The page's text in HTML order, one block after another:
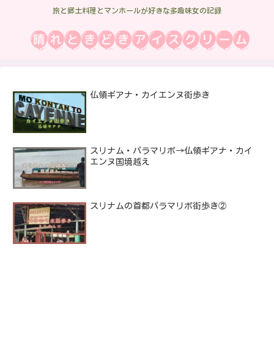
旅と郷土料理とマンホールが好きな多趣味女の記録
仏領ギアナ・カイエンヌ街歩き
スリナム・パラマリボ→仏領ギアナ・カイ
エンヌ国境越え
スリナムの首都パラマリボ街歩き②